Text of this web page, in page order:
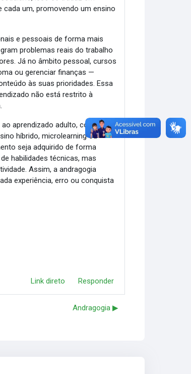
um, promovendo um ensino
e pessoais de forma mais
problemas reais do trabalho
Já no âmbito pessoal, cursos
ou gerenciar finanças —
às suas prioridades. Essa
não está restrito à
aprendizado adulto, como a
híbrido, microlearning ou
seja adquirido de forma
habilidades técnicas, mas
Assim, a andragogia
experiência, erro ou conquista
Link direto Responder
Andragogia ▶︎